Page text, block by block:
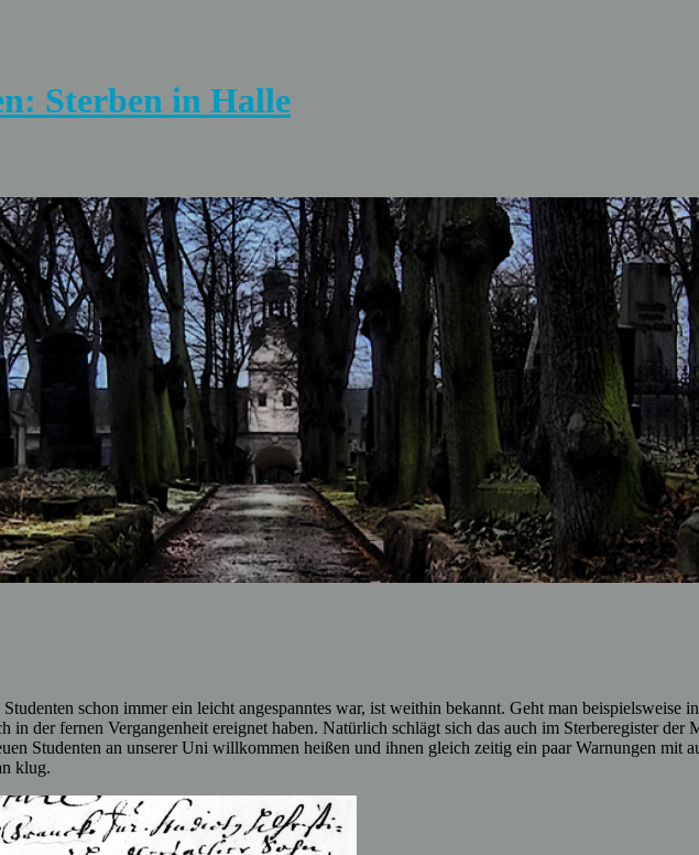
Sterben in Halle
schon immer ein leicht angespanntes war, ist weithin bekannt. Geht man beispielsweise
in der fernen Vergangenheit ereignet haben. Natürlich schlägt sich das auch im Sterberegister
Studenten an unserer Uni willkommen heißen und ihnen gleich zeitig ein paar Warnungen mit
klug.